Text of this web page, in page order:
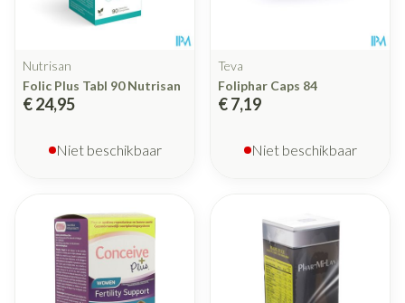
Nutrisan
Folic Plus Tabl 90 Nutrisan
€ 24,95
Niet beschikbaar
Teva
Foliphar Caps 84
€ 7,19
Niet beschikbaar